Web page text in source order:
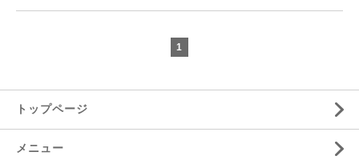
1
トップページ
メニュー